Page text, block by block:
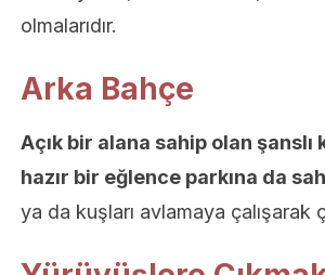
olmalarıdır.
Arka Bahçe
Açık bir alana sahip olan
hazır bir eğlence parkına da
ya da kuşları avlamaya çalışarak